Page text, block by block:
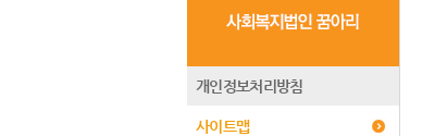
개인정보처리방침
사이트맵